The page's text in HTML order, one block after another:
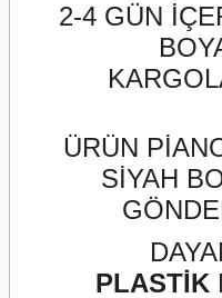
2-4 GÜN
ÜRÜN
SİYAH
PLASTİK